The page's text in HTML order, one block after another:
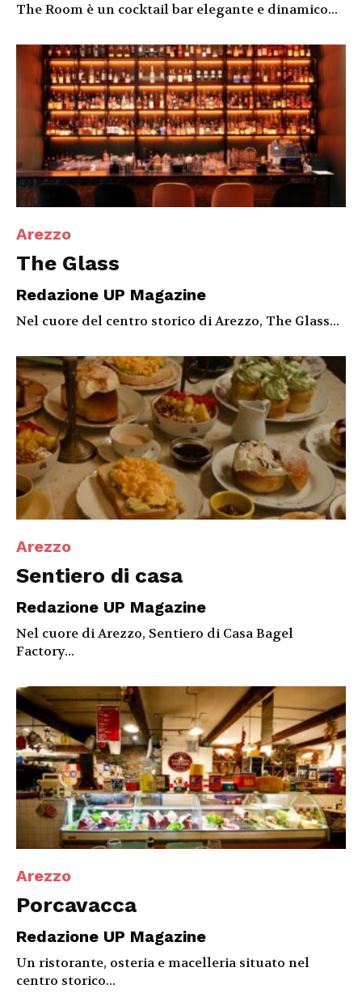
The Room è un cocktail bar elegante e dinamico...
Arezzo
The Glass
Redazione UP Magazine
Nel cuore del centro storico di Arezzo, The Glass...
Arezzo
Sentiero di casa
Redazione UP Magazine
Nel cuore di Arezzo, Sentiero di Casa Bagel
Factory...
Arezzo
Porcavacca
Redazione UP Magazine
Un ristorante, osteria e macelleria situato nel
centro storico...